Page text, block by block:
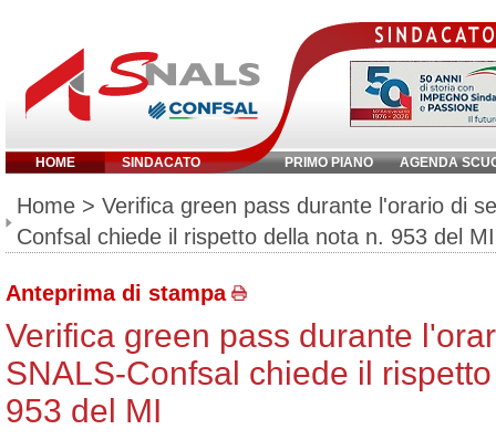
HOME SINDACATO PRIMO PIANO AGENDA
Inserisci parola chiave:
Home > Verifica green pass durante l'orario di
Confsal chiede il rispetto della nota n. 953 del MI
Anteprima di stampa
Verifica green pass durante
SNALS-Confsal chiede il
953 del MI